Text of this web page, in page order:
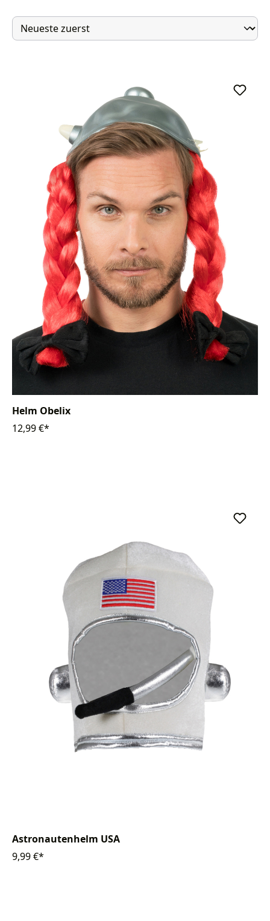
Helm Obelix
12,99 €*
Astronautenhelm USA
9,99 €*